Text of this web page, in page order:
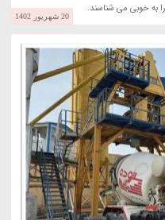
به خوبی می شناسند.
20 شهریور 1402